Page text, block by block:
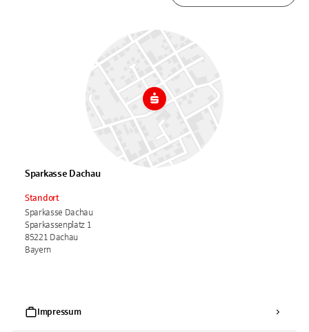
Sparkasse Dachau
Standort
Sparkasse Dachau
Sparkassenplatz 1
85221 Dachau
Bayern
Impressum